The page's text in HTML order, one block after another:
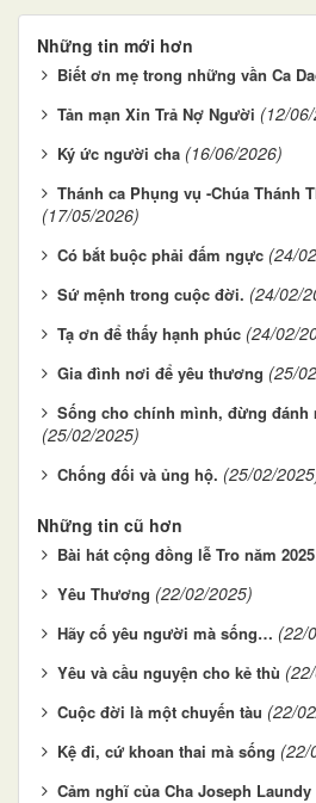
Những tin mới hơn
Biết ơn mẹ trong những vần Ca
Tản mạn Xin Trả Nợ Người (12/
Ký ức người cha (16/06/2026)
Thánh ca Phụng vụ -Chúa Thánh
(17/05/2026)
Có bắt buộc phải đấm ngực (24/
Sứ mệnh trong cuộc đời. (24/02/
Tạ ơn để thấy hạnh phúc (24/02/
Gia đình nơi để yêu thương (25/
Sống cho chính mình, đừng đánh
(25/02/2025)
Chống đối và ủng hộ. (25/02/
Những tin cũ hơn
Bài hát cộng đồng lễ Tro năm 2025
Yêu Thương (22/02/2025)
Hãy cố yêu người mà sống… (22/
Yêu và cầu nguyện cho kẻ thù
Cuộc đời là một chuyến tàu (22/
Kệ đi, cứ khoan thai mà sống (22/
Cảm nghĩ của Cha Joseph Laundy